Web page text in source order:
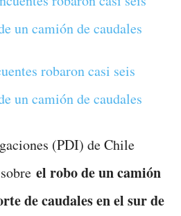
robaron casi seis
un camión de caudales
(PDI) de Chile
el robo de un camión
de caudales en el sur de